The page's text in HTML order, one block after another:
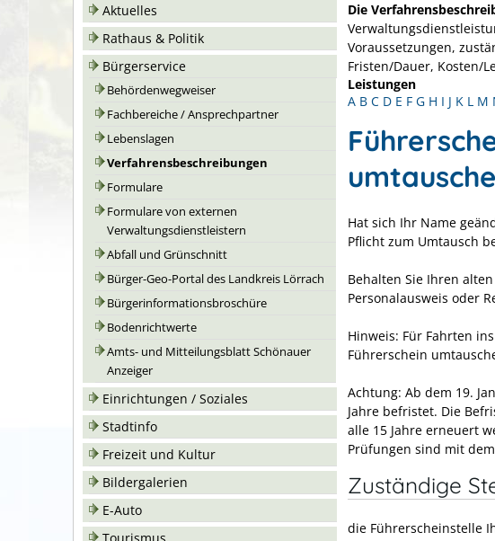
Aktuelles
Rathaus & Politik
Bürgerservice
Behördenwegweiser
Fachbereiche / Ansprechpartner
Lebenslagen
Verfahrensbeschreibungen
Formulare
Formulare von externen
Verwaltungsdienstleistern
Abfall und Grünschnitt
Bürger-Geo-Portal des Landkreis Lörrach
Bürgerinformationsbroschüre
Bodenrichtwerte
Amts- und Mitteilungsblatt Schönauer
Anzeiger
Einrichtungen / Soziales
Stadtinfo
Freizeit und Kultur
Bildergalerien
E-Auto
Die
Voraussetzungen,
Fristen/Dauer, Kosten/
Leistungen
A B C D E F G H I J K L M
Hat sich Ihr Name
Pflicht zum Umtausch
Behalten Sie Ihren
Personalausweis oder
Hinweis: Für Fahrten
Führerschein
Achtung: Ab dem 19.
Jahre befristet. Die
alle 15 Jahre erneuert
Prüfungen sind mit
Zuständige
die Führerscheinstelle